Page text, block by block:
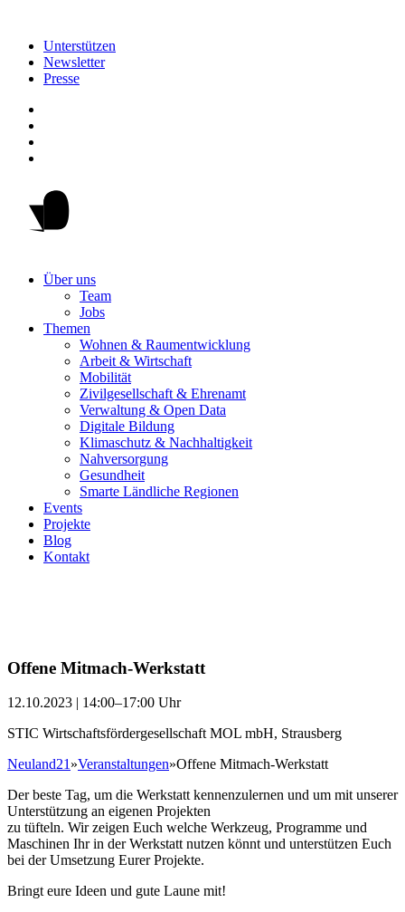
Unterstützen
Newsletter
Presse
Über uns
Team
Jobs
Themen
Wohnen & Raumentwicklung
Arbeit & Wirtschaft
Mobilität
Zivilgesellschaft & Ehrenamt
Verwaltung & Open Data
Digitale Bildung
Klimaschutz & Nachhaltigkeit
Nahversorgung
Gesundheit
Smarte Ländliche Regionen
Events
Projekte
Blog
Kontakt
Offene Mitmach-Werkstatt
12.10.2023 | 14:00–17:00 Uhr
STIC Wirtschaftsfördergesellschaft MOL mbH, Strausberg
Neuland21»Veranstaltungen»Offene Mitmach-Werkstatt
Der beste Tag, um die Werkstatt kennenzulernen und um mit unserer
Unterstützung an eigenen Projekten
zu tüfteln. Wir zeigen Euch welche Werkzeug, Programme und
Maschinen Ihr in der Werkstatt nutzen könnt und unterstützen Euch
bei der Umsetzung Eurer Projekte.
Bringt eure Ideen und gute Laune mit!